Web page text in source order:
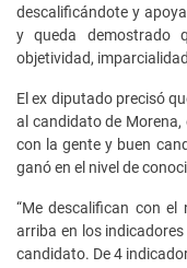
descalificándote y
y queda demostrado
objetividad,
El ex diputado precisó
al candidato de Morena,
con la gente y buen
ganó en el nivel de
“Me descalifican con el
arriba en los
candidato. De 4